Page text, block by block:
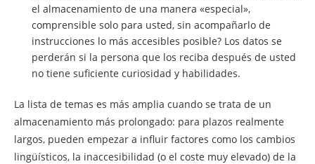
el almacenamiento de una manera «especial»,
comprensible solo para usted, sin acompañarlo de
instrucciones lo más accesibles posible? Los datos se
perderán si la persona que los reciba después de usted
no tiene suficiente curiosidad y habilidades.
La lista de temas es más amplia cuando se trata de un
almacenamiento más prolongado: para plazos realmente
largos, pueden empezar a influir factores como los cambios
lingüísticos, la inaccesibilidad (o el coste muy elevado) de la